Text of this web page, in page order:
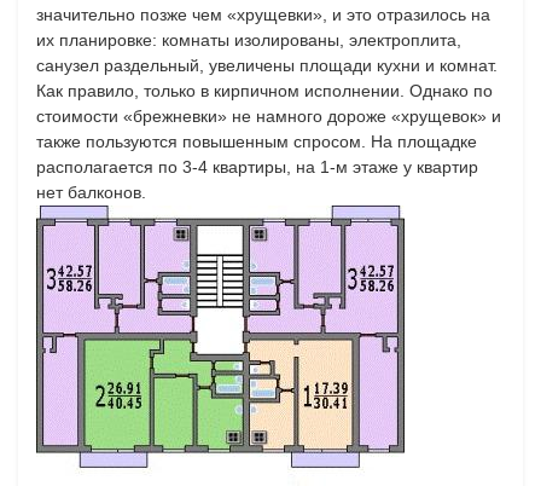
значительно позже чем «хрущевки», и это отразилось на
их планировке: комнаты изолированы, электроплита,
санузел раздельный, увеличены площади кухни и комнат.
Как правило, только в кирпичном исполнении. Однако по
стоимости «брежневки» не намного дороже «хрущевок» и
также пользуются повышенным спросом. На площадке
располагается по 3-4 квартиры, на 1-м этаже у квартир
нет балконов.